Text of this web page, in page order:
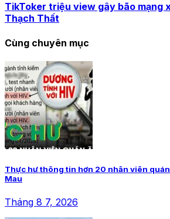
TikToker triệu view gây bão mạng
Thạch Thất
Cùng chuyên mục
Thực hư thông tin hơn 20 nhân viên quán
Mau
Tháng 8 7, 2026